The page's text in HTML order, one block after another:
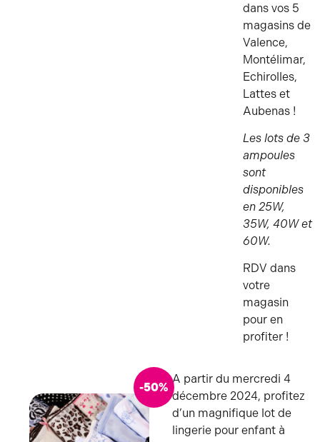
dans vos 5
magasins de
Valence,
Montélimar,
Echirolles,
Lattes et
Aubenas !
Les lots de 3
ampoules
sont
disponibles
en 25W,
35W, 40W et
60W.
RDV dans
votre
magasin
pour en
profiter !
-50%
A partir du mercredi 4
décembre 2024, profitez
d’un magnifique lot de
lingerie pour enfant à